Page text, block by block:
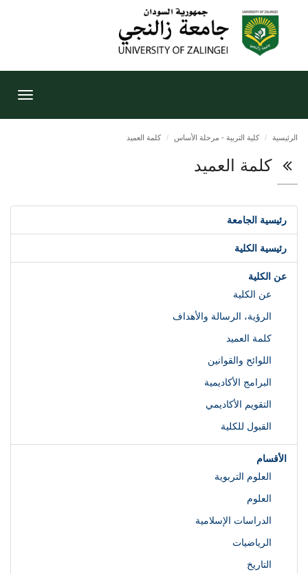
الرئيسية كلية التربية - مرحلة الأساس كلمة العميد
كلمة العميد
رئيسية الجامعة
رئيسية الكلية
عن الكلية
عن الكلية
الرؤية، الرسالة والأهداف
كلمة العميد
اللوائح والقوانين
البرامج الأكاديمية
التقويم الأكاديمي
القبول للكلية
الأقسام
العلوم التربوية
العلوم
الدراسات الإسلامية
الرياضيات
التاريخ